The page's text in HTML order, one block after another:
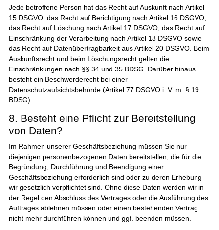
Jede betroffene Person hat das Recht auf Auskunft nach Artikel
15 DSGVO, das Recht auf Berichtigung nach Artikel 16 DSGVO,
das Recht auf Löschung nach Artikel 17 DSGVO, das Recht auf
Einschränkung der Verarbeitung nach Artikel 18 DSGVO sowie
das Recht auf Datenübertragbarkeit aus Artikel 20 DSGVO. Beim
Auskunftsrecht und beim Löschungsrecht gelten die
Einschränkungen nach §§ 34 und 35 BDSG. Darüber hinaus
besteht ein Beschwerderecht bei einer
Datenschutzaufsichtsbehörde (Artikel 77 DSGVO i. V. m. § 19
BDSG).
8. Besteht eine Pflicht zur Bereitstellung
von Daten?
Im Rahmen unserer Geschäftsbeziehung müssen Sie nur
diejenigen personenbezogenen Daten bereitstellen, die für die
Begründung, Durchführung und Beendigung einer
Geschäftsbeziehung erforderlich sind oder zu deren Erhebung
wir gesetzlich verpflichtet sind. Ohne diese Daten werden wir in
der Regel den Abschluss des Vertrages oder die Ausführung des
Auftrages ablehnen müssen oder einen bestehenden Vertrag
nicht mehr durchführen können und ggf. beenden müssen.